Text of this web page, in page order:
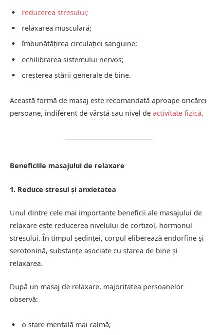
reducerea stresului;
relaxarea musculară;
îmbunătățirea circulației sanguine;
echilibrarea sistemului nervos;
creșterea stării generale de bine.
Această formă de masaj este recomandată aproape oricărei
persoane, indiferent de vârstă sau nivel de activitate fizică.
Beneficiile masajului de relaxare
1. Reduce stresul și anxietatea
Unul dintre cele mai importante beneficii ale masajului de
relaxare este reducerea nivelului de cortizol, hormonul
stresului. În timpul ședinței, corpul eliberează endorfine și
serotonină, substanțe asociate cu starea de bine și
relaxarea.
După un masaj de relaxare, majoritatea persoanelor
observă:
o stare mentală mai calmă;